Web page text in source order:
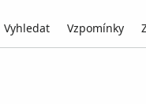
Vyhledat Vzpomínky